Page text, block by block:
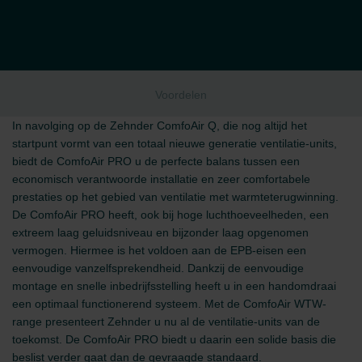
Voordelen
In navolging op de Zehnder ComfoAir Q, die nog altijd het
startpunt vormt van een totaal nieuwe generatie ventilatie-units,
biedt de ComfoAir PRO u de perfecte balans tussen een
economisch verantwoorde installatie en zeer comfortabele
prestaties op het gebied van ventilatie met warmteterugwinning.
De ComfoAir PRO heeft, ook bij hoge luchthoeveelheden, een
extreem laag geluidsniveau en bijzonder laag opgenomen
vermogen. Hiermee is het voldoen aan de EPB-eisen een
eenvoudige vanzelfsprekendheid. Dankzij de eenvoudige
montage en snelle inbedrijfsstelling heeft u in een handomdraai
een optimaal functionerend systeem. Met de ComfoAir WTW-
range presenteert Zehnder u nu al de ventilatie-units van de
toekomst. De ComfoAir PRO biedt u daarin een solide basis die
beslist verder gaat dan de gevraagde standaard.